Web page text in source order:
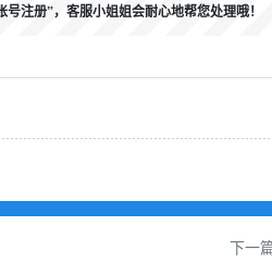
注册”，客服小姐姐会耐心地帮您处理哦！
下一